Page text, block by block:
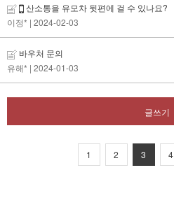
산소통을 유모차 뒷편에 걸 수 있나요?
이정* | 2024-02-03
바우처 문의
유해* | 2024-01-03
글쓰기
1 2 3 4